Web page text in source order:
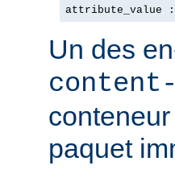
attribute_value
Un des
paquet